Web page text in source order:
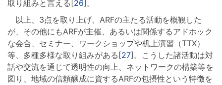
取り組みと言える[26]。
以上、3点を取り上げ、ARFの主たる活動を概観した
が、その他にもARFが主催、あるいは関係するアドホック
な会合、セミナー、ワークショップや机上演習（TTX）
等、多種多様な取り組みがある[27]。こうした諸活動は対
話や交流を通じて透明性の向上、ネットワークの構築等を
図り、地域の信頼醸成に資するARFの包摂性という特徴を